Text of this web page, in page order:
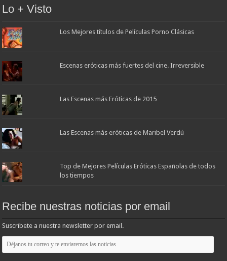
Lo + Visto
Los Mejores títulos de Películas Porno Clásicas
Escenas eróticas más fuertes del cine. Irreversible
Las Escenas más Eróticas de 2015
Las Escenas más eróticas de Maribel Verdú
Top de Mejores Películas Eróticas Españolas de todos
los tiempos
Recibe nuestras noticias por email
Suscribete a nuestra newsletter por email.
Déjanos
tu
correo